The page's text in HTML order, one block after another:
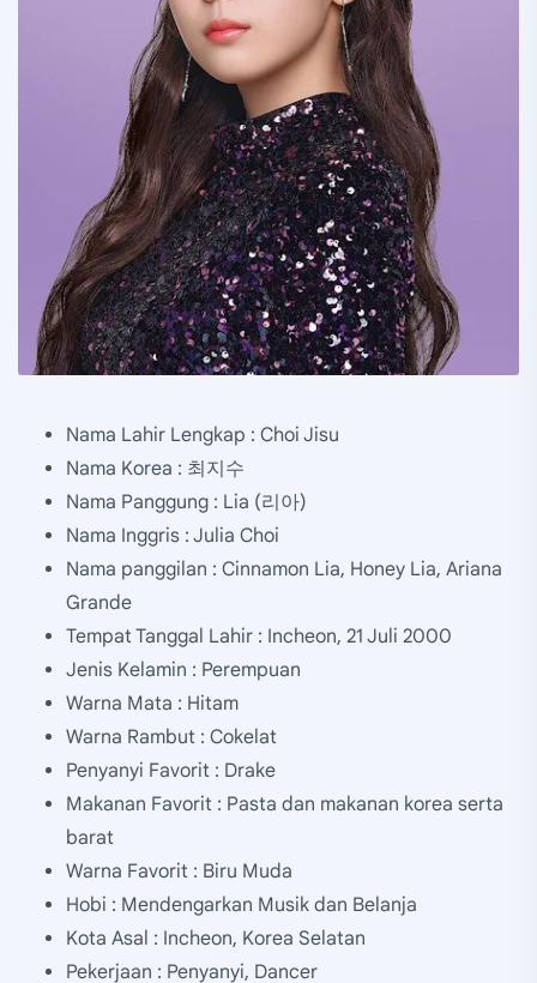
Nama Lahir Lengkap : Choi Jisu
Nama Korea : 최지수
Nama Panggung : Lia (리아)
Nama Inggris : Julia Choi
Nama panggilan : Cinnamon Lia, Honey Lia, Ariana
Grande
Tempat Tanggal Lahir : Incheon, 21 Juli 2000
Jenis Kelamin : Perempuan
Warna Mata : Hitam
Warna Rambut : Cokelat
Penyanyi Favorit : Drake
Makanan Favorit : Pasta dan makanan korea serta
barat
Warna Favorit : Biru Muda
Hobi : Mendengarkan Musik dan Belanja
Kota Asal : Incheon, Korea Selatan
Pekerjaan : Penyanyi, Dancer